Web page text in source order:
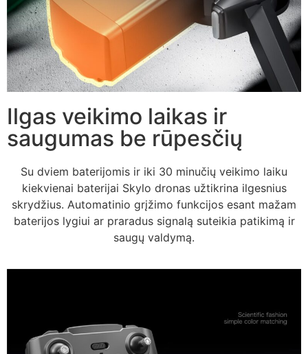
Ilgas veikimo laikas ir
saugumas be rūpesčių
Su dviem baterijomis ir iki 30 minučių veikimo laiku
kiekvienai baterijai Skylo dronas užtikrina ilgesnius
skrydžius. Automatinio grįžimo funkcijos esant mažam
baterijos lygiui ar praradus signalą suteikia patikimą ir
saugų valdymą.